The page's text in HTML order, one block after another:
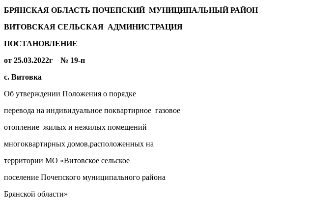
БРЯНСКАЯ ОБЛАСТЬ ПОЧЕПСКИЙ МУНИЦИПАЛЬНЫЙ РАЙОН
ВИТОВСКАЯ СЕЛЬСКАЯ АДМИНИСТРАЦИЯ
ПОСТАНОВЛЕНИЕ
от 25.03.2022г № 19-п
с. Витовка
Об утверждении Положения о порядке
перевода на индивидуальное поквартирное газовое
отопление жилых и нежилых помещений
многоквартирных домов,расположенных на
территории МО «Витовское сельское
поселение Почепского муниципального района
Брянской области»